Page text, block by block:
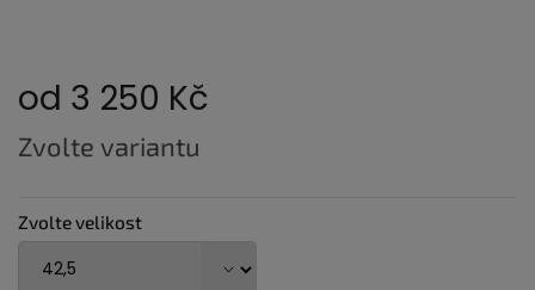
od 3 250 Kč
Měrná
cena:
Zvolte variantu
Zvolte velikost